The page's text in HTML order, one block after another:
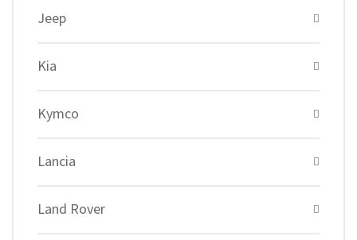
Jeep
Kia
Kymco
Lancia
Land Rover